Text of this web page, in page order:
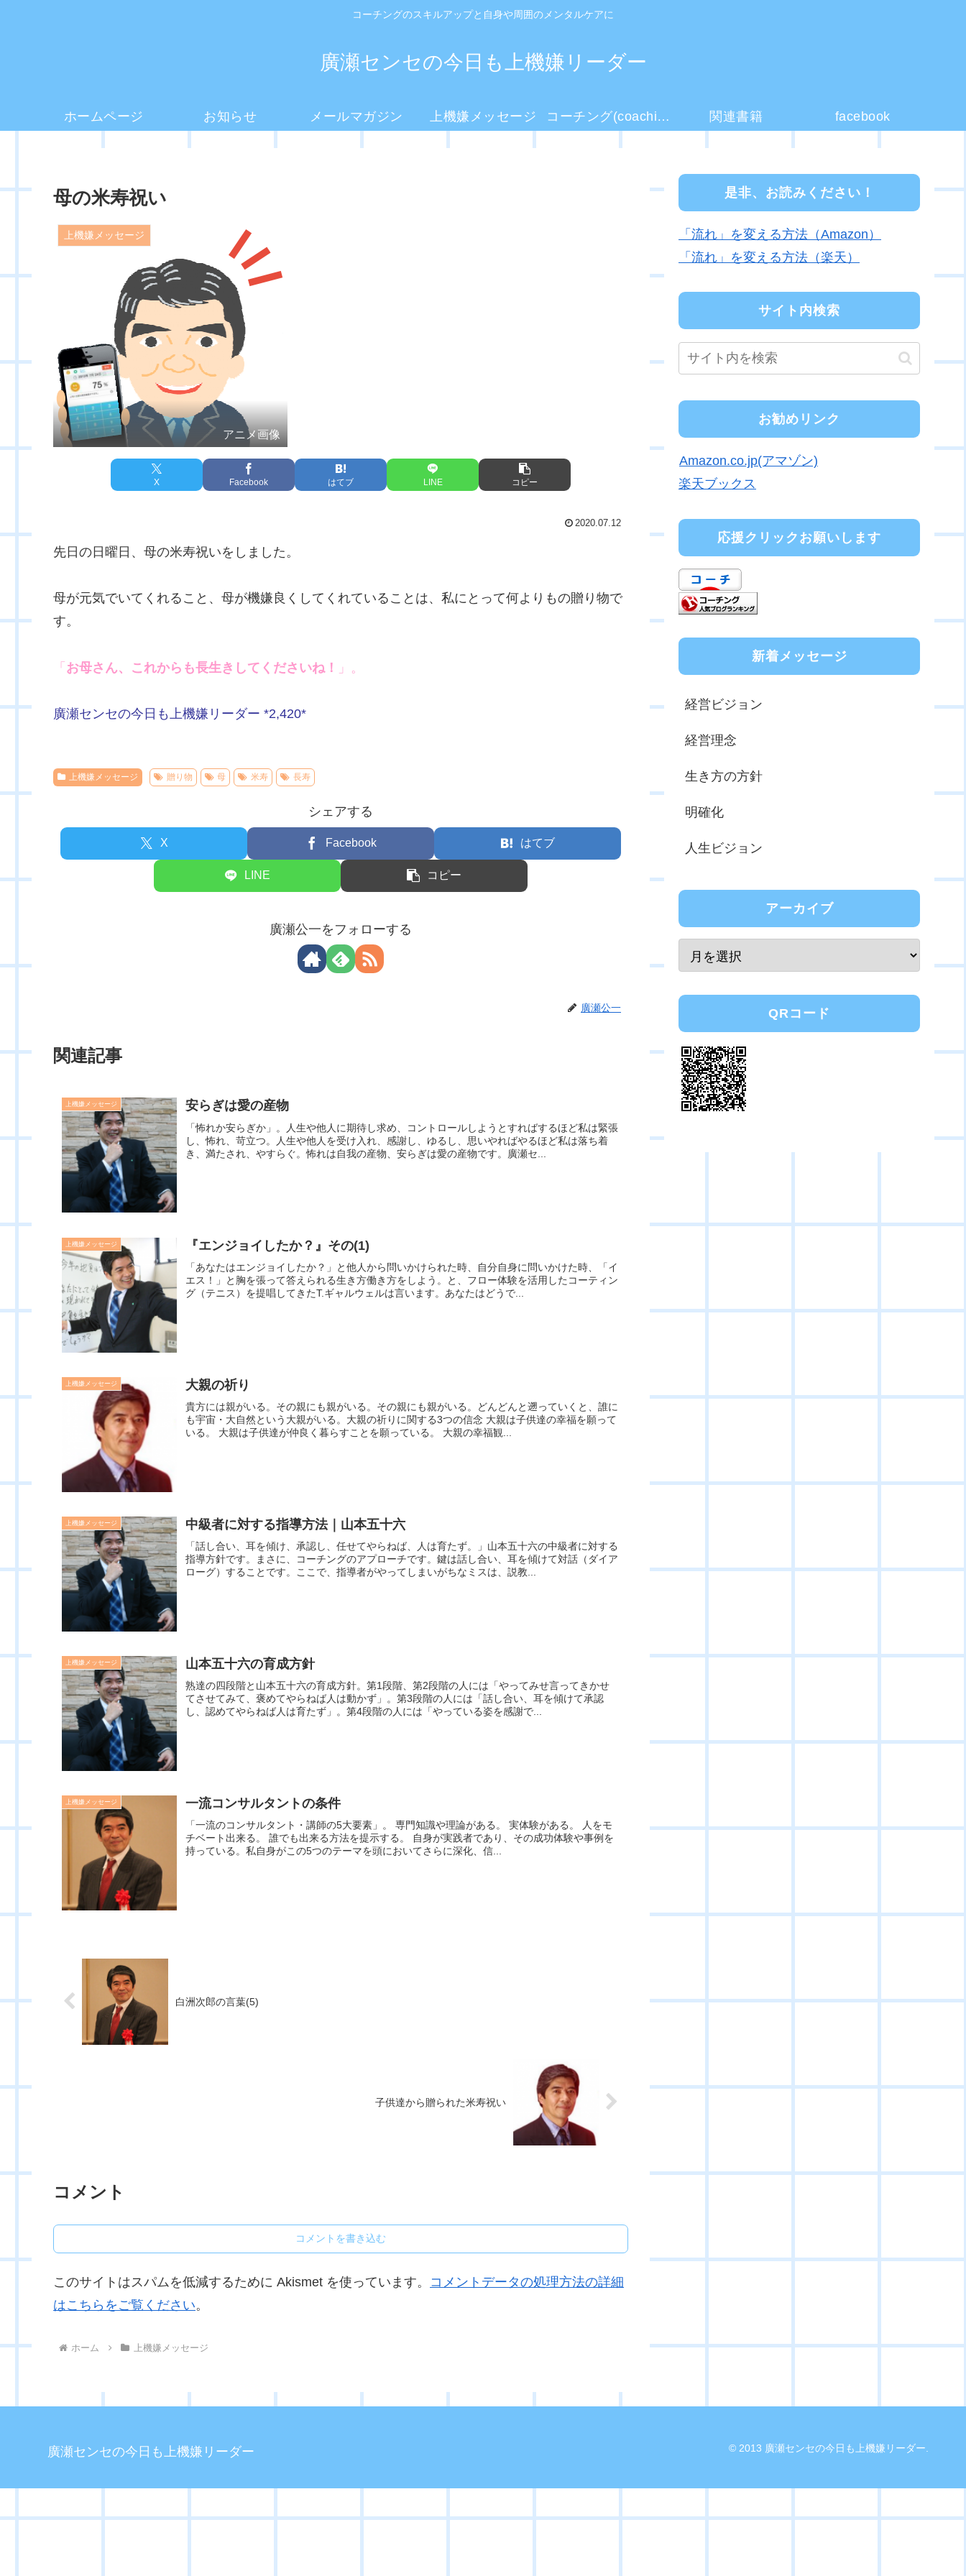
コーチングのスキルアップと自身や周囲のメンタルケアに
廣瀬センセの今日も上機嫌リーダー
ホームページ お知らせ メールマガジン 上機嫌メッセージ コーチング(coaching)とは？ 関連書籍 facebook
母の米寿祝い
上機嫌メッセージ
アニメ画像
X Facebook はてブ LINE コピー
2020.07.12
先日の日曜日、母の米寿祝いをしました。
母が元気でいてくれること、母が機嫌良くしてくれていることは、私にとって何よりもの贈り物で
す。
「 お母さん、これからも長生きしてくださいね！ 」。
廣瀬センセの今日も上機嫌リーダー *2,420*
上機嫌メッセージ 贈り物 母 米寿 長寿
シェアする
X Facebook はてブ
LINE コピー
廣瀬公一をフォローする
廣瀬公一
関連記事
上機嫌メッセージ 安らぎは愛の産物
「怖れか安らぎか」。人生や他人に期待し求め、コントロールしようとすればするほど私は緊張
し、怖れ、苛立つ。人生や他人を受け入れ、感謝し、ゆるし、思いやればやるほど私は落ち着
き、満たされ、やすらぐ。怖れは自我の産物、安らぎは愛の産物です。廣瀬セ...
上機嫌メッセージ 『エンジョイしたか？』その(1)
「あなたはエンジョイしたか？」と他人から問いかけられた時、自分自身に問いかけた時、「イ
エス！」と胸を張って答えられる生き方働き方をしよう。と、フロー体験を活用したコーティン
グ（テニス）を提唱してきたT.ギャルウェルは言います。あなたはどうで...
上機嫌メッセージ 大親の祈り
貴方には親がいる。その親にも親がいる。その親にも親がいる。どんどんと遡っていくと、誰に
も宇宙・大自然という大親がいる。大親の祈りに関する3つの信念 大親は子供達の幸福を願って
いる。 大親は子供達が仲良く暮らすことを願っている。 大親の幸福観...
上機嫌メッセージ 中級者に対する指導方法｜山本五十六
「話し合い、耳を傾け、承認し、任せてやらねば、人は育たず。」山本五十六の中級者に対する
指導方針です。まさに、コーチングのアプローチです。鍵は話し合い、耳を傾けて対話（ダイア
ローグ）することです。ここで、指導者がやってしまいがちなミスは、説教...
上機嫌メッセージ 山本五十六の育成方針
熟達の四段階と山本五十六の育成方針。第1段階、第2段階の人には「やってみせ言ってきかせ
てさせてみて、褒めてやらねば人は動かず」。第3段階の人には「話し合い、耳を傾けて承認
し、認めてやらねば人は育たず」。第4段階の人には「やっている姿を感謝で...
上機嫌メッセージ 一流コンサルタントの条件
「一流のコンサルタント・講師の5大要素」。 専門知識や理論がある。 実体験がある。 人をモ
チベート出来る。 誰でも出来る方法を提示する。 自身が実践者であり、その成功体験や事例を
持っている。私自身がこの5つのテーマを頭においてさらに深化、信...
白洲次郎の言葉(5)
子供達から贈られた米寿祝い
コメント
コメントを書き込む
このサイトはスパムを低減するために Akismet を使っています。 コメントデータの処理方法の詳細
はこちらをご覧ください。
ホーム 上機嫌メッセージ
是非、お読みください！
「流れ」を変える方法（Amazon）
「流れ」を変える方法（楽天）
サイト内検索
お勧めリンク
Amazon.co.jp(アマゾン)
楽天ブックス
応援クリックお願いします
新着メッセージ
経営ビジョン
経営理念
生き方の方針
明確化
人生ビジョン
アーカイブ
QRコード
廣瀬センセの今日も上機嫌リーダー © 2013 廣瀬センセの今日も上機嫌リーダー.